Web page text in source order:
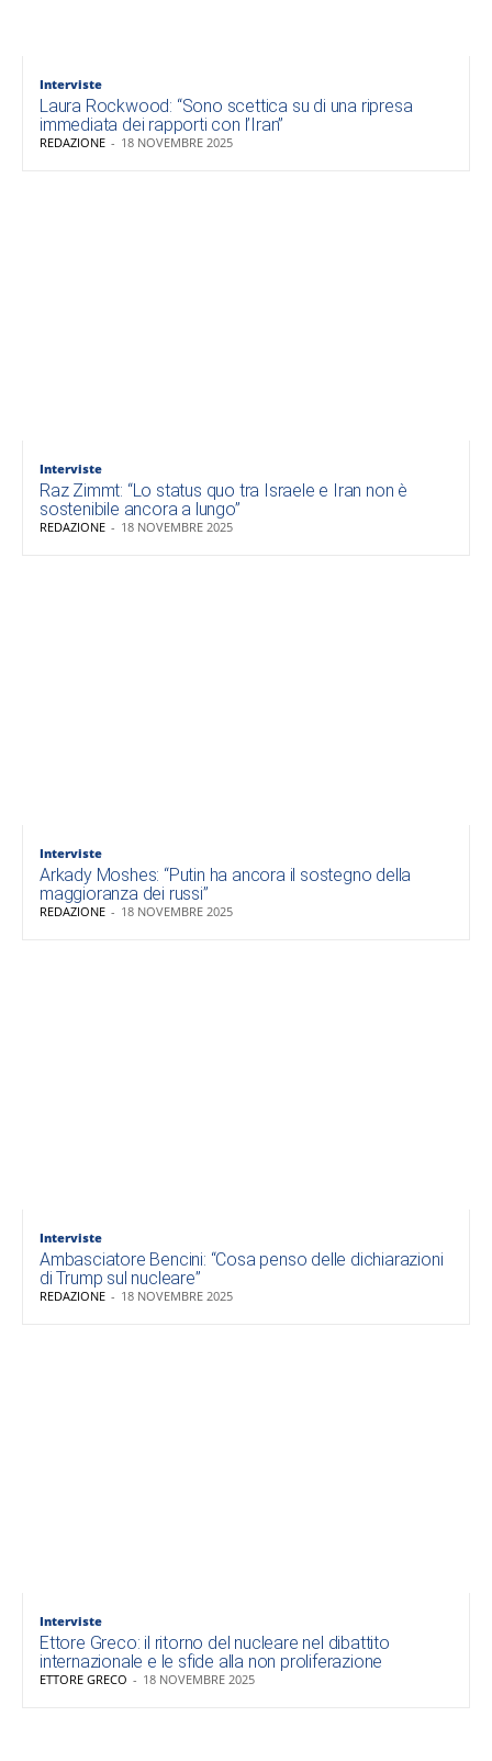
Interviste
Laura Rockwood: “Sono scettica su di una ripresa
immediata dei rapporti con l’Iran”
REDAZIONE - 18 NOVEMBRE 2025
Interviste
Raz Zimmt: “Lo status quo tra Israele e Iran non è
sostenibile ancora a lungo”
REDAZIONE - 18 NOVEMBRE 2025
Interviste
Arkady Moshes: “Putin ha ancora il sostegno della
maggioranza dei russi”
REDAZIONE - 18 NOVEMBRE 2025
Interviste
Ambasciatore Bencini: “Cosa penso delle dichiarazioni
di Trump sul nucleare”
REDAZIONE - 18 NOVEMBRE 2025
Interviste
Ettore Greco: il ritorno del nucleare nel dibattito
internazionale e le sfide alla non proliferazione
ETTORE GRECO - 18 NOVEMBRE 2025